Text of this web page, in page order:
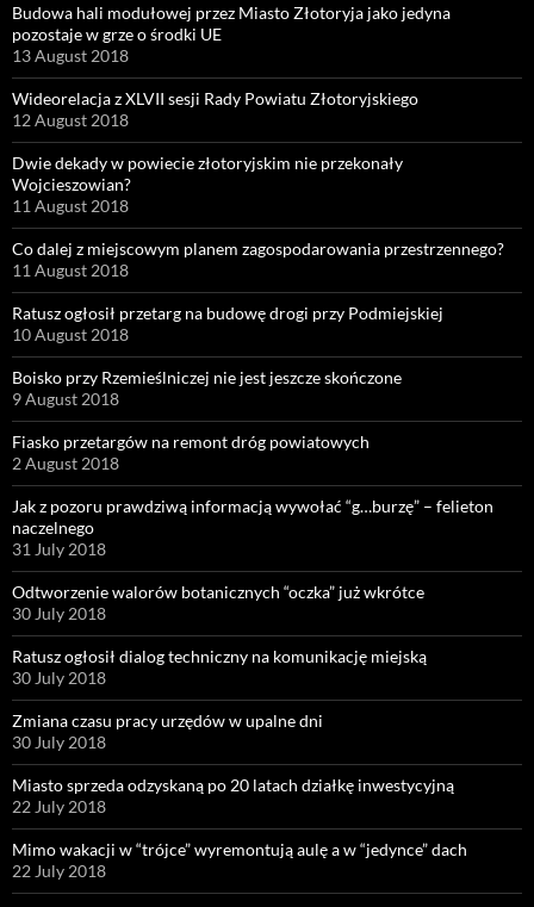
Budowa hali modułowej przez Miasto Złotoryja jako jedyna
pozostaje w grze o środki UE
13 August 2018
Wideorelacja z XLVII sesji Rady Powiatu Złotoryjskiego
12 August 2018
Dwie dekady w powiecie złotoryjskim nie przekonały
Wojcieszowian?
11 August 2018
Co dalej z miejscowym planem zagospodarowania przestrzennego?
11 August 2018
Ratusz ogłosił przetarg na budowę drogi przy Podmiejskiej
10 August 2018
Boisko przy Rzemieślniczej nie jest jeszcze skończone
9 August 2018
Fiasko przetargów na remont dróg powiatowych
2 August 2018
Jak z pozoru prawdziwą informacją wywołać “g…burzę” – felieton
naczelnego
31 July 2018
Odtworzenie walorów botanicznych “oczka” już wkrótce
30 July 2018
Ratusz ogłosił dialog techniczny na komunikację miejską
30 July 2018
Zmiana czasu pracy urzędów w upalne dni
30 July 2018
Miasto sprzeda odzyskaną po 20 latach działkę inwestycyjną
22 July 2018
Mimo wakacji w “trójce” wyremontują aulę a w “jedynce” dach
22 July 2018